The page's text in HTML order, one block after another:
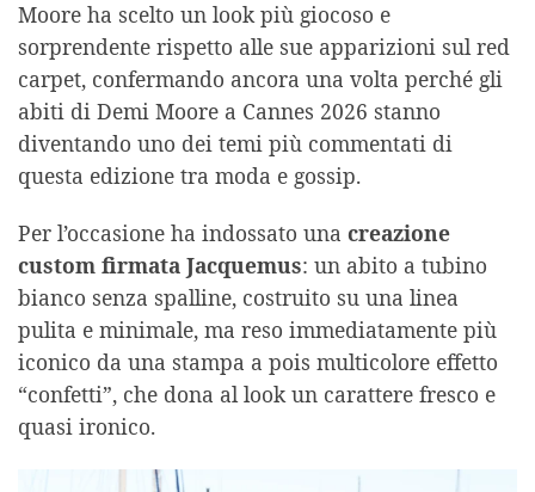
Moore ha scelto un look più giocoso e
sorprendente rispetto alle sue apparizioni sul red
carpet, confermando ancora una volta perché gli
abiti di Demi Moore a Cannes 2026 stanno
diventando uno dei temi più commentati di
questa edizione tra moda e gossip.
Per l’occasione ha indossato una creazione
custom firmata Jacquemus: un abito a tubino
bianco senza spalline, costruito su una linea
pulita e minimale, ma reso immediatamente più
iconico da una stampa a pois multicolore effetto
“confetti”, che dona al look un carattere fresco e
quasi ironico.